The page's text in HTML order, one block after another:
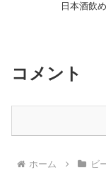
日本酒飲
コメント
ホーム ビ